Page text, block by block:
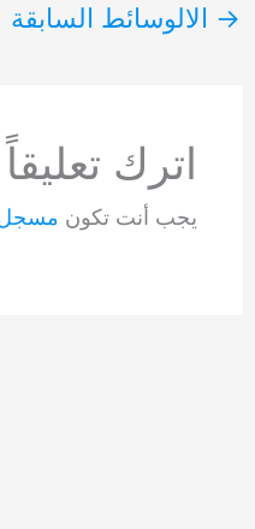
→ الالوسائط السابقة
اترك تعليقاً
يجب أنت تكون مسجل